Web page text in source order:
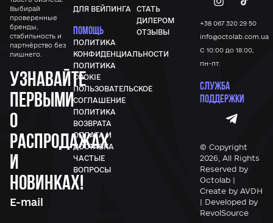
Выбирай
проверенные
бренды,
стабильность и
партнёрство без
лишнего.
Узнавайте
первыми
о
распродажах
и
новинках!
ДЛЯ ВЕЙПИНГА
ПОМОЩЬ
ПОЛИТИКА
КОНФИДЕНЦИАЛЬНОСТИ
ПОЛИТИКА
COOKIE
ПОЛЬЗОВАТЕЛЬСКОЕ
СОГЛАШЕНИЕ
ПОЛИТИКА
ВОЗВРАТА
ОПЛАТА И
ДОСТАВКА
ЧАСТЫЕ
ВОПРОСЫ
СТАТЬ
ДИЛЕРОМ
ОТЗЫВЫ
+38 067 320 29 50
info@octolab.com.ua
С 10:00 до 18:00,
пн-пт.
СЛУЖБА
ПОДДЕРЖКИ
© Copyright
2026, All Rights
Reserved by
Octolab |
Create by AVDH
| Developed by
RevolSource